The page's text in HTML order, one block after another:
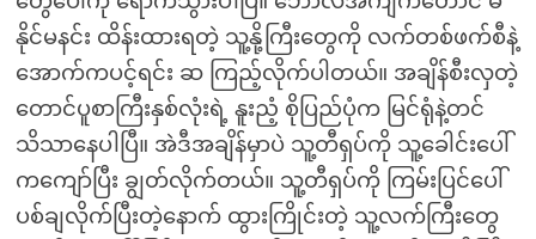
နိုင်မနင်း ထိန်းထားရတဲ့ သူ့နို့ကြီးတွေကို လက်တစ်ဖက်စီနဲ့
အောက်ကပင့်ရင်း ဆ ကြည့်လိုက်ပါတယ်။ အချိန်စီးလှတဲ့
တောင်ပူစာကြီးနှစ်လုံးရဲ့ နူးညံ့ စိုပြည်ပုံက မြင်ရုံနဲ့တင်
သိသာနေပါပြီ။ အဲဒီအချိန်မှာပဲ သူ့တီရှပ်ကို သူ့ခေါင်းပေါ်
ကကျော်ပြီး ချွတ်လိုက်တယ်။ သူ့တီရှပ်ကို ကြမ်းပြင်ပေါ်
ပစ်ချလိုက်ပြီးတဲ့နောက် ထွားကြိုင်းတဲ့ သူ့လက်ကြီးတွေ